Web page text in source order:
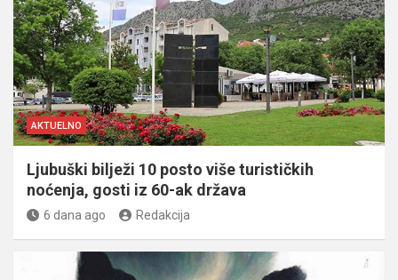
AKTUELNO
Ljubuški bilježi 10 posto više turističkih
noćenja, gosti iz 60-ak država
6 dana ago Redakcija